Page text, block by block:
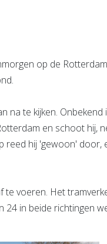
op de
na te kijken.
en schoot hij,
hij 'gewoon' door,
te voeren. Het
24 in beide richtingen